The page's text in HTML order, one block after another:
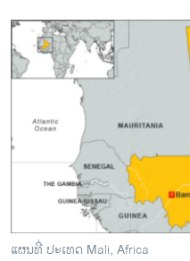
ແຜນທີ່ ປະເທດ Mali, Africa